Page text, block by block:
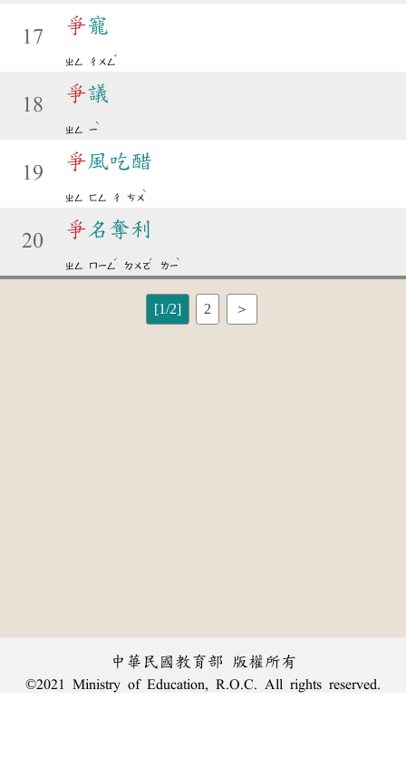
17
爭寵
ㄓㄥ ㄔㄨㄥ
ˇ
18
爭議
ㄓㄥ ㄧ
ˋ
19
爭風吃醋
ㄓㄥ ㄈㄥ ㄔ ㄘㄨ
ˋ
20
爭名奪利
ㄓㄥ ㄇㄧㄥ
ˊ
ㄉㄨㄛ
ˊ
ㄌㄧ
ˋ
[1/2] 2 ＞
中華民國教育部 版權所有
©2021 Ministry of Education, R.O.C. All rights reserved.